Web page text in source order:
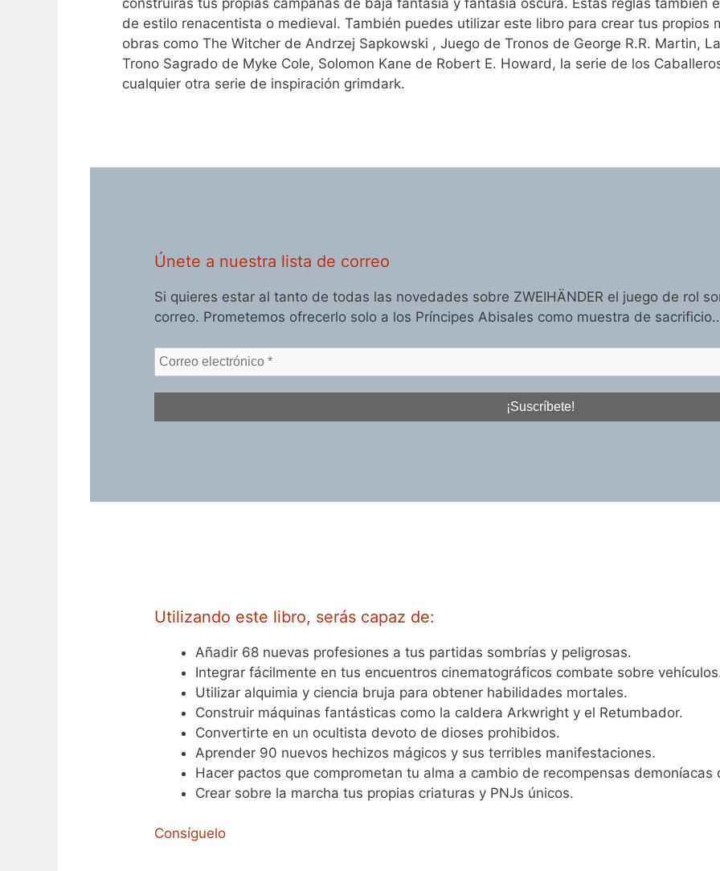
de estilo renacentista o medieval. También puedes utilizar este libro para crear tus propios
obras como The Witcher de Andrzej Sapkowski , Juego de Tronos de George R.R. Martin,
Trono Sagrado de Myke Cole, Solomon Kane de Robert E. Howard, la serie de los
cualquier otra serie de inspiración grimdark.
Únete a nuestra lista de correo
Si quieres estar al tanto de todas las novedades sobre ZWEIHÄNDER el juego de rol
correo. Prometemos ofrecerlo solo a los Príncipes Abisales como muestra de
Utilizando este libro, serás capaz de:
Añadir 68 nuevas profesiones a tus partidas sombrías y peligrosas.
Integrar fácilmente en tus encuentros cinematográficos combate sobre
Utilizar alquimia y ciencia bruja para obtener habilidades mortales.
Construir máquinas fantásticas como la caldera Arkwright y el Retumbador.
Convertirte en un ocultista devoto de dioses prohibidos.
Aprender 90 nuevos hechizos mágicos y sus terribles manifestaciones.
Hacer pactos que comprometan tu alma a cambio de recompensas demoníacas
Crear sobre la marcha tus propias criaturas y PNJs únicos.
Consíguelo